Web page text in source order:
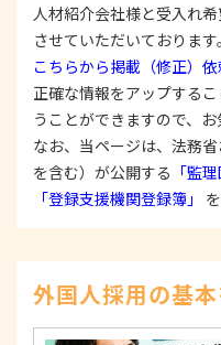
2. 安全対策の実施に
個人情報の正確性お
るため、情報セキュ
置を構築し、個人情
の漏洩、滅失または
ティの是正に努めま
3. 苦情および相談等
本人からの苦情およ
示、訂正、削除、ま
を求められたときは
4. 法令・指針・規範
人材紹介会社様と受入れ
させていただいております。
こちらから掲載（修正）
正確な情報をアップする
うことができますので、お
なお、当ページは、法務
を含む）が公開する 「監
「登録支援機関登録簿」
外国人採用の基